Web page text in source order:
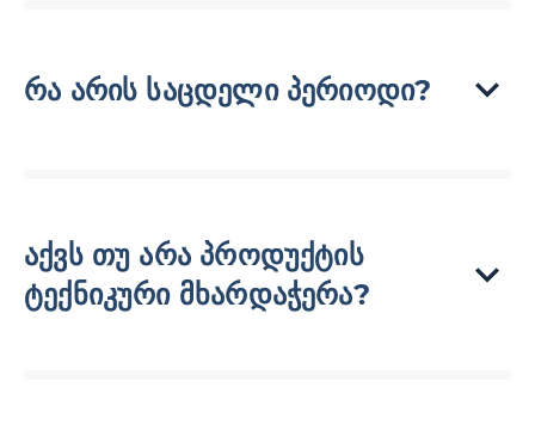
რა არის საცდელი პერიოდი?
აქვს თუ არა პროდუქტის
ტექნიკური მხარდაჭერა?